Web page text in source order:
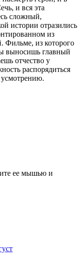
и вся эта
сложный,
истории отразились
из
Фильме, из которого
выносишь главный
отчество у
распорядиться
ее мышью и